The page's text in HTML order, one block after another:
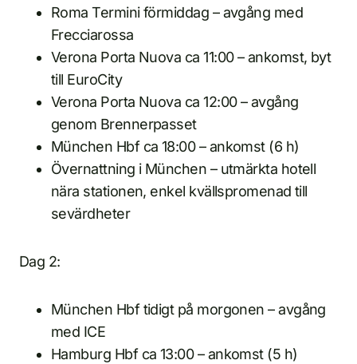
Roma Termini förmiddag – avgång med
Frecciarossa
Verona Porta Nuova ca 11:00 – ankomst, byt
till EuroCity
Verona Porta Nuova ca 12:00 – avgång
genom Brennerpasset
München Hbf ca 18:00 – ankomst (6 h)
Övernattning i München – utmärkta hotell
nära stationen, enkel kvällspromenad till
sevärdheter
Dag 2:
München Hbf tidigt på morgonen – avgång
med ICE
Hamburg Hbf ca 13:00 – ankomst (5 h)